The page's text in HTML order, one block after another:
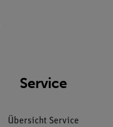
Service
Übersicht Service